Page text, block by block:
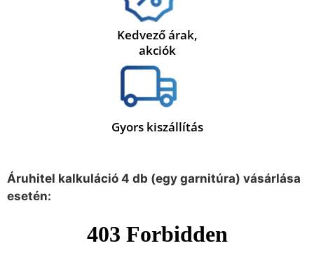
Kedvező árak,
akciók
Gyors kiszállítás
Áruhitel kalkuláció 4 db (egy garnitúra) vásárlása
esetén: